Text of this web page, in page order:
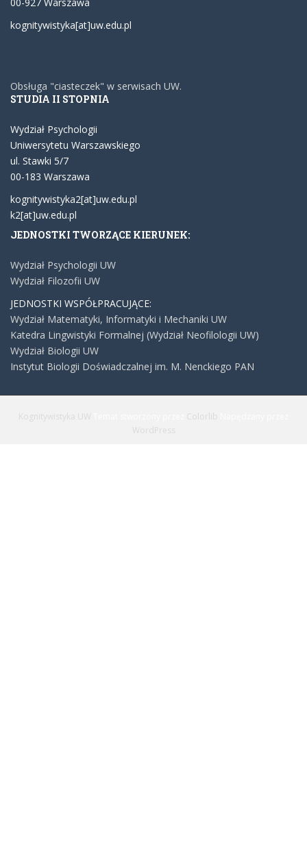
kognitywistyka[at]uw.edu.pl
Obsługa "ciasteczek" w serwisach UW.
STUDIA II STOPNIA
Wydział Psychologii
Uniwersytetu Warszawskiego
ul. Stawki 5/7
00-183 Warszawa
kognitywistyka2[at]uw.edu.pl
k2[at]uw.edu.pl
JEDNOSTKI TWORZĄCE KIERUNEK:
Wydział Psychologii UW
Wydział Filozofii UW
JEDNOSTKI WSPÓŁPRACUJĄCE:
Wydział Matematyki, Informatyki i Mechaniki UW
Katedra Lingwistyki Formalnej (Wydział Neofilologii UW)
Wydział Biologii UW
Instytut Biologii Doświadczalnej im. M. Nenckiego PAN
Kognitywistyka UW Colorlib
WordPress